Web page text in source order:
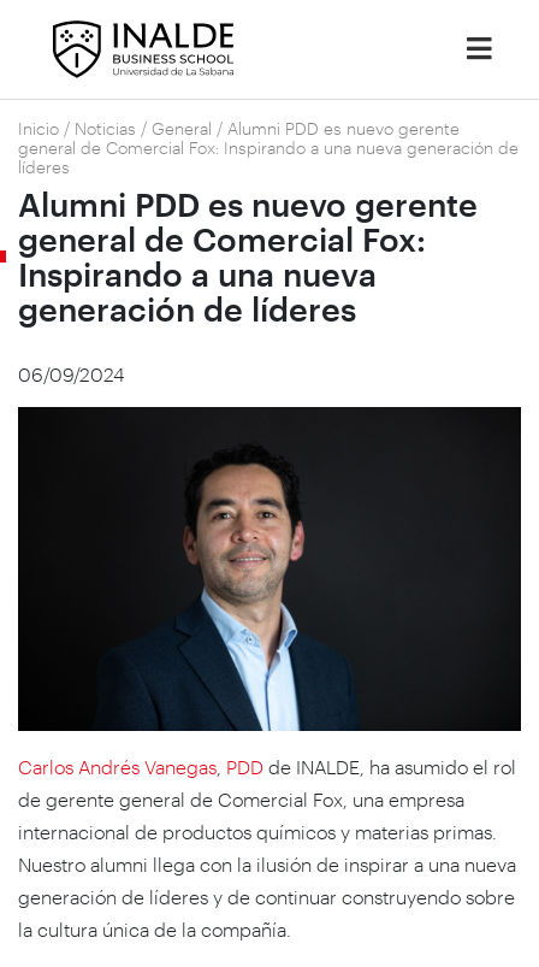
Inicio / Noticias / General / Alumni PDD es nuevo gerente
general de Comercial Fox: Inspirando a una nueva generación de
líderes
Alumni PDD es nuevo gerente
general de Comercial Fox:
Inspirando a una nueva
generación de líderes
06/09/2024
Carlos Andrés Vanegas PDD de INALDE, ha asumido el rol
de gerente general de Comercial Fox, una empresa
internacional de productos químicos y materias primas.
Nuestro alumni llega con la ilusión de inspirar a una nueva
generación de líderes y de continuar construyendo sobre
la cultura única de la compañía.